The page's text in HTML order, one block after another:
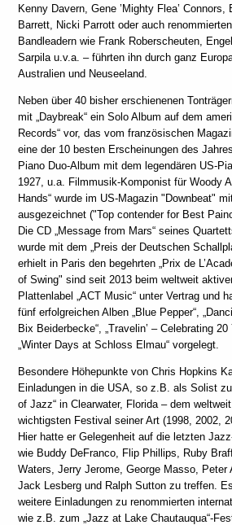
Kenny Davern, Gene ’Mighty Flea’ Connors,
Barrett, Nicki Parrott oder auch
Bandleadern wie Frank Roberscheuten,
Sarpila u.v.a. – führten ihn durch ganz
Australien und Neuseeland.
Neben über 40 bisher erschienenen
mit „Daybreak“ ein Solo Album auf dem
Records“ vor, das vom französischen
eine der 10 besten Erscheinungen des
Piano Duo-Album mit dem legendären US-
1927, u.a. Filmmusik-Komponist für Woody
Hands“ wurde im US-Magazin "Downbeat"
ausgezeichnet ("Top contender for Best
Die CD „Message from Mars“ seines
wurde mit dem „Preis der Deutschen
erhielt in Paris den begehrten „Prix de
of Swing" sind seit 2013 beim weltweit
Plattenlabel „ACT Music“ unter Vertrag und
fünf erfolgreichen Alben „Blue Pepper“,
Bix Beiderbecke“, „Travelin’ – Celebrating
„Winter Days at Schloss Elmau“ vorgelegt.
Besondere Höhepunkte von Chris Hopkins
Einladungen in die USA, so z.B. als Solist
of Jazz“ in Clearwater, Florida – dem
wichtigsten Festival seiner Art (1998, 2002,
Hier hatte er Gelegenheit auf die letzten
wie Buddy DeFranco, Flip Phillips, Ruby
Waters, Jerry Jerome, George Masso, Peter
Jack Lesberg und Ralph Sutton zu treffen.
weitere Einladungen zu renommierten
wie z.B. zum „Jazz at Lake Chautauqua“-